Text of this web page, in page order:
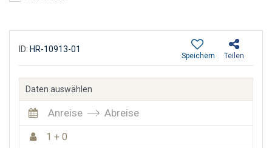
ID: HR-10913-01
Teilen
Speichern
Daten auswählen
Anreise Abreise
1 + 0